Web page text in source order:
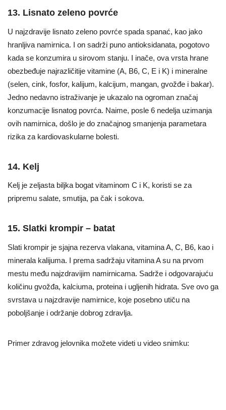
13. Lisnato zeleno povrće
U najzdravije lisnato zeleno povrće spada spanać, kao jako
hranljiva namirnica. I on sadrži puno antioksidanata, pogotovo
kada se konzumira u sirovom stanju. I inače, ova vrsta hrane
obezbeđuje najrazličitije vitamine (A, B6, C, E i K) i mineralne
(selen, cink, fosfor, kalijum, kalcijum, mangan, gvožđe i bakar).
Jedno nedavno istraživanje je ukazalo na ogroman značaj
konzumacije lisnatog povrća. Naime, posle 6 nedelja uzimanja
ovih namirnica, došlo je do značajnog smanjenja parametara
rizika za kardiovaskularne bolesti.
14. Kelj
Kelj je zeljasta biljka bogat vitaminom C i K, koristi se za
pripremu salate, smutija, pa čak i sokova.
15. Slatki krompir – batat
Slati krompir je sjajna rezerva vlakana, vitamina A, C, B6, kao i
minerala kalijuma. I prema sadržaju vitamina A su na prvom
mestu među najzdravijim namirnicama. Sadrže i odgovarajuću
količinu gvožđa, kalciuma, proteina i ugljenih hidrata. Sve ovo ga
svrstava u najzdravije namirnice, koje posebno utiču na
poboljšanje i održanje dobrog zdravlja.
Primer zdravog jelovnika možete videti u video snimku: